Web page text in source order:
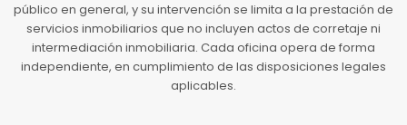
público en general, y su intervención se limita a la prestación de
servicios inmobiliarios que no incluyen actos de corretaje ni
intermediación inmobiliaria. Cada oficina opera de forma
independiente, en cumplimiento de las disposiciones legales
aplicables.